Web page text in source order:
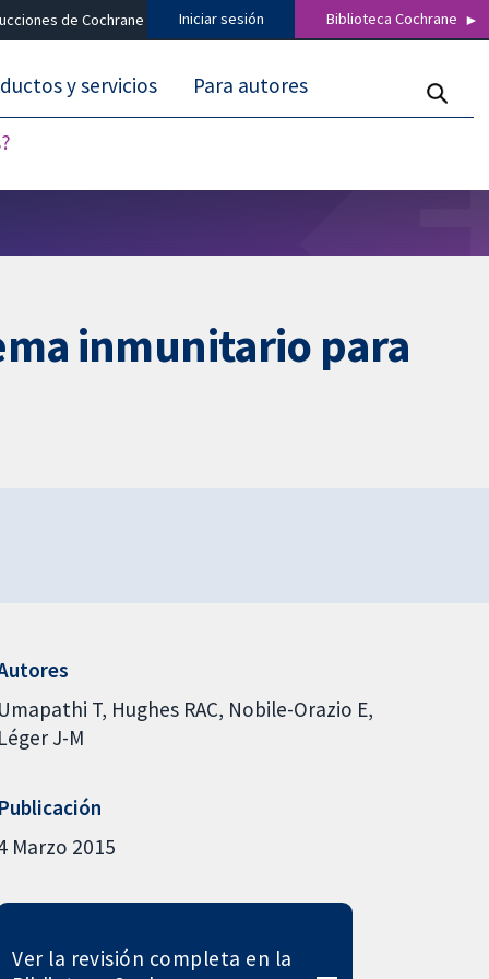
de Cochrane Iniciar sesión Biblioteca Cochrane
y servicios Para autores
inmunitario para
Umapathi T Hughes RAC Nobile-Orazio E
Léger J-M
Publicación
Marzo 2015
Ver la revisión completa en la